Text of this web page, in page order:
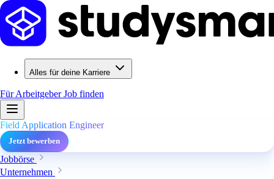
Alles für deine Karriere
Für ArbeitgeberJob finden
Field Application Engineer
Jetzt bewerben
Jobbörse
Unternehmen